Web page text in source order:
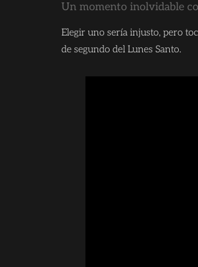
Un momento inolvidable
Elegir uno sería injusto, pero
de segundo del Lunes Santo.